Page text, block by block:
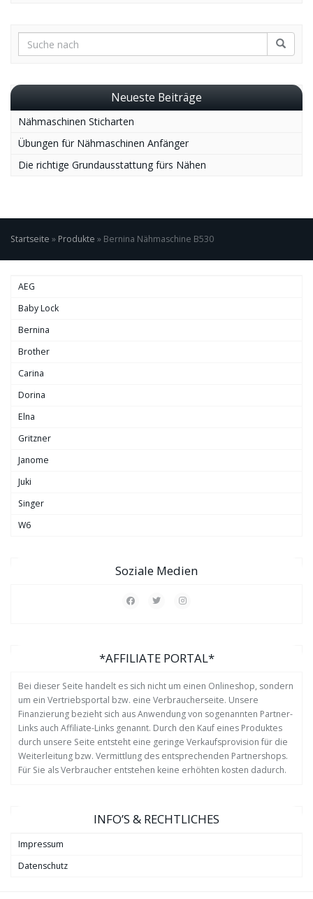
Neueste Beiträge
Nähmaschinen Sticharten
Übungen für Nähmaschinen Anfänger
Die richtige Grundausstattung fürs Nähen
Startseite » Produkte » Bernina Nähmaschine B530
AEG
Baby Lock
Bernina
Brother
Carina
Dorina
Elna
Gritzner
Janome
Juki
Singer
W6
Soziale Medien
*AFFILIATE PORTAL*
Bei dieser Seite handelt es sich nicht um einen Onlineshop, sondern
um ein Vertriebsportal bzw. eine Verbraucherseite. Unsere
Finanzierung bezieht sich aus Anwendung von sogenannten Partner-
Links auch Affiliate-Links genannt. Durch den Kauf eines Produktes
durch unsere Seite entsteht eine geringe Verkaufsprovision für die
Weiterleitung bzw. Vermittlung des entsprechenden Partnershops.
Für Sie als Verbraucher entstehen keine erhöhten kosten dadurch.
INFO’S & RECHTLICHES
Impressum
Datenschutz